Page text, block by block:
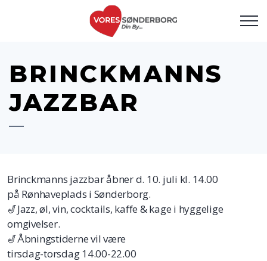
BRINCKMANNS
JAZZBAR
Brinckmanns jazzbar åbner d. 10. juli kl. 14.00
på Rønhaveplads i Sønderborg.
🎷Jazz, øl, vin, cocktails, kaffe & kage i hyggelige
omgivelser.
🎷Åbningstiderne vil være
tirsdag-torsdag 14.00-22.00